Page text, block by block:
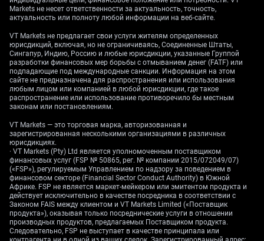
Markets не несет ответственности за актуальность, точность,
актуальность или полноту любой информации на веб-сайте.
VT Markets не предлагает свои услуги жителям определенных
юрисдикций, включая, но не ограничиваясь, Соединенные Штаты,
Сингапур, Индию, Россию и любые юрисдикции, указанные Группой
разработки финансовых мер борьбы с отмыванием денег (FATF) или
подпадающие под международные санкции. Информация на этом
сайте не предназначена для распространения или использования
любым лицом или компанией в любой юрисдикции, где такое
распространение или использование противоречило бы местным
законам или постановлениям.
VT Markets — это торговая марка, авторизованная и
зарегистрированная несколькими организациями в различных
юрисдикциях.
· VT Markets (Pty) Ltd является уполномоченным поставщиком
финансовых услуг (FSP № 50865, рег. № компании 2015/072049/07)
(«FSP»), регулируемым Управлением по надзору за поведением в
финансовом секторе (Financial Sector Conduct Authority) в Южной
Африке. FSP не является маркет-мейкером или эмитентом продукта и
действует исключительно в качестве посредника в соответствии с
Законом FAIS между клиентом и VT Markets Limited («Поставщик
продукта»), оказывая только посреднические услуги в отношении
производных продуктов, предлагаемых Поставщиком продукта.
Следовательно, FSP не выступает в качестве принципала или